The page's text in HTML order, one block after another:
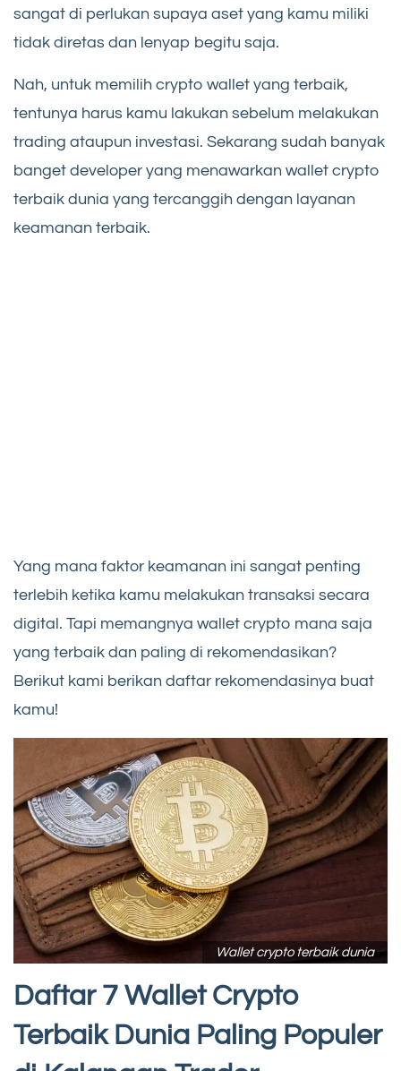
sangat di perlukan supaya aset yang kamu miliki
tidak diretas dan lenyap begitu saja.
Nah, untuk memilih crypto wallet yang terbaik,
tentunya harus kamu lakukan sebelum melakukan
trading ataupun investasi. Sekarang sudah banyak
banget developer yang menawarkan wallet crypto
terbaik dunia yang tercanggih dengan layanan
keamanan terbaik.
Yang mana faktor keamanan ini sangat penting
terlebih ketika kamu melakukan transaksi secara
digital. Tapi memangnya wallet crypto mana saja
yang terbaik dan paling di rekomendasikan?
Berikut kami berikan daftar rekomendasinya buat
kamu!
Wallet crypto terbaik dunia
Daftar 7 Wallet Crypto
Terbaik Dunia Paling Populer